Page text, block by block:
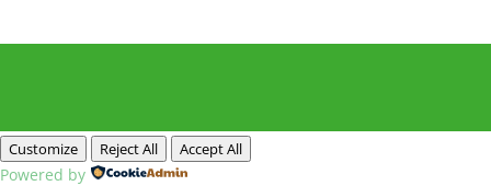
Customize Reject All Accept All
Powered by